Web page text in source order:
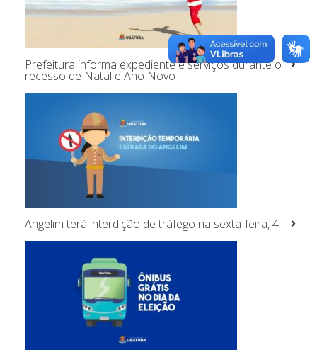
Prefeitura informa expediente e serviços durante o
recesso de Natal e Ano Novo
Angelim terá interdição de tráfego na sexta-feira, 4